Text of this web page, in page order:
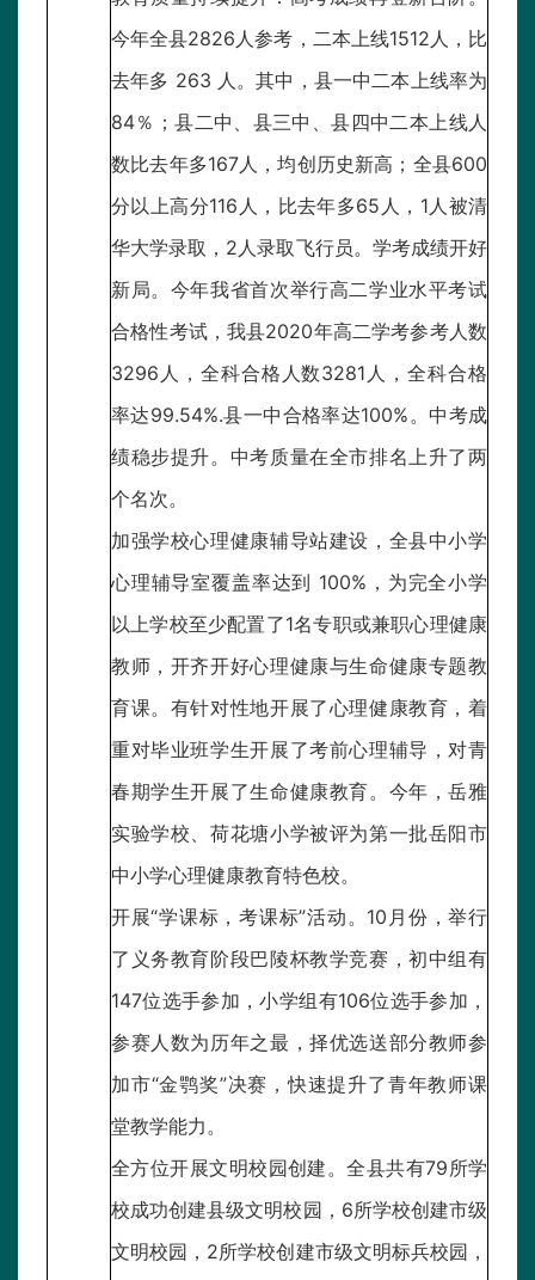
今年全县2826人参考，二本上线1512人，比
去年多 263 人。其中，县一中二本上线率为
84％；县二中、县三中、县四中二本上线人
数比去年多167人，均创历史新高；全县600
分以上高分116人，比去年多65人，1人被清
华大学录取，2人录取飞行员。学考成绩开好
新局。今年我省首次举行高二学业水平考试
合格性考试，我县2020年高二学考参考人数
3296人，全科合格人数3281人，全科合格
率达99.54%.县一中合格率达100%。中考成
绩稳步提升。中考质量在全市排名上升了两
个名次。
加强学校心理健康辅导站建设，全县中小学
心理辅导室覆盖率达到 100%，为完全小学
以上学校至少配置了1名专职或兼职心理健康
教师，开齐开好心理健康与生命健康专题教
育课。有针对性地开展了心理健康教育，着
重对毕业班学生开展了考前心理辅导，对青
春期学生开展了生命健康教育。今年，岳雅
实验学校、荷花塘小学被评为第一批岳阳市
中小学心理健康教育特色校。
开展“学课标，考课标”活动。10月份，举行
了义务教育阶段巴陵杯教学竞赛，初中组有
147位选手参加，小学组有106位选手参加，
参赛人数为历年之最，择优选送部分教师参
加市“金鹗奖”决赛，快速提升了青年教师课
堂教学能力。
全方位开展文明校园创建。全县共有79所学
校成功创建县级文明校园，6所学校创建市级
文明校园，2所学校创建市级文明标兵校园，